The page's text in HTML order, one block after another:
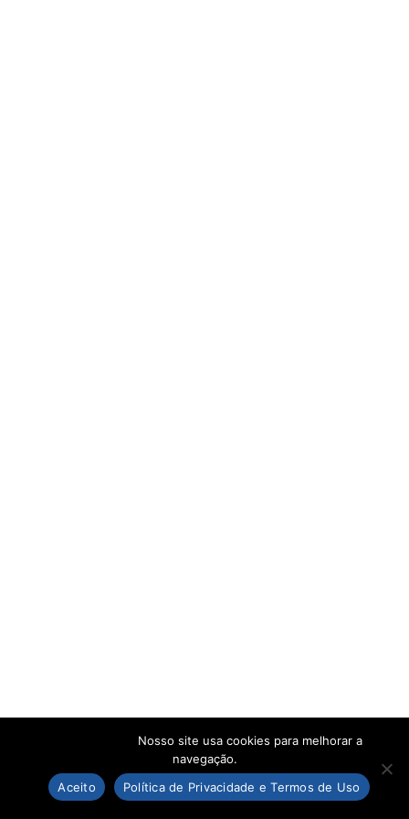
Nosso site usa cookies para melhorar a
navegação.
Aceito
Política de Privacidade e Termos de Uso